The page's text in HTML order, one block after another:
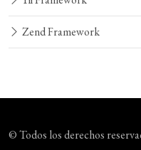
Zend Framework
© Todos los derechos